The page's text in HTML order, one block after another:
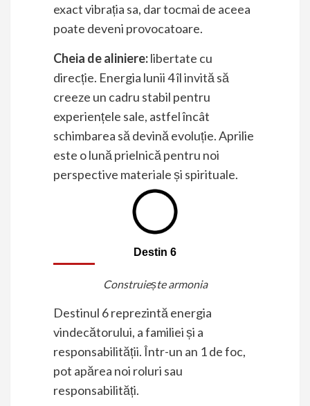
exact vibrația sa, dar tocmai de aceea
poate deveni provocatoare.
Cheia de aliniere:libertate cu
direcție. Energia lunii 4 îl invită să
creeze un cadru stabil pentru
experiențele sale, astfel încât
schimbarea să devină evoluție. Aprilie
este o lună prielnică pentru noi
perspective materiale și spirituale.
Destin 6
Construiește armonia
Destinul 6 reprezintă energia
vindecătorului, a familiei și a
responsabilității. Într-un an 1 de foc,
pot apărea noi roluri sau
responsabilități.